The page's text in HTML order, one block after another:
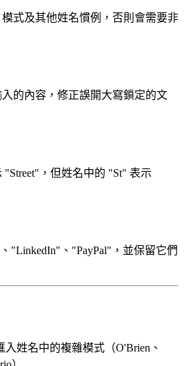
式及其他姓名慣例，否則會需要非
的內容，修正誤開大寫鎖定的文
，但姓名中的 "St" 表示
"LinkedIn"、"PayPal"，並保留它們
入姓名中的複雜模式（O'Brien、